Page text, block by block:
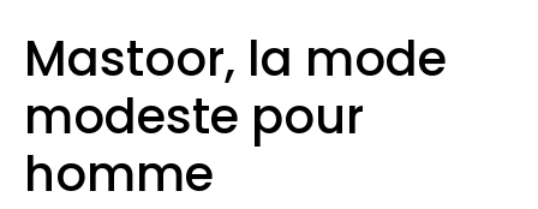
Mastoor, la mode
modeste pour
homme